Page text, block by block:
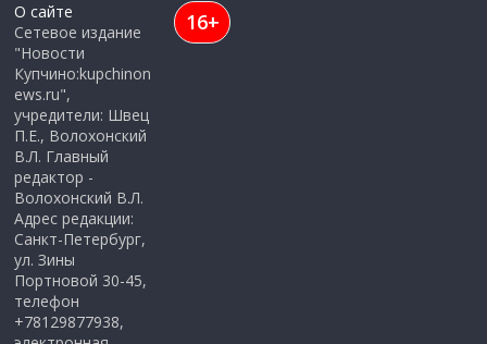
О сайте
Сетевое издание
"Новости
Купчино:kupchinon
ews.ru",
учредители: Швец
П.Е., Волохонский
В.Л. Главный
редактор -
Волохонский В.Л.
Адрес редакции:
Санкт-Петербург,
ул. Зины
Портновой 30-45,
телефон
+78129877938,
16+